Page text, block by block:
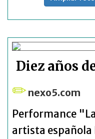
Diez años
nexo5.com
Performance
artista española